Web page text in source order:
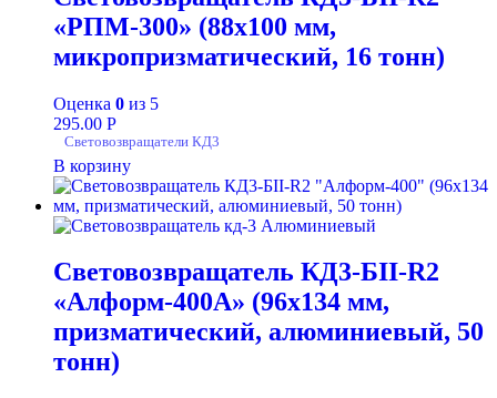
«РПM-300» (88х100 мм,
микропризматический, 16 тонн)
Оценка 0 из 5
295.00 Р
Световозвращатели КД3
В корзину
Световозвращатель КД3-БII-R2
«Алформ-400А» (96х134 мм,
призматический, алюминиевый, 50
тонн)